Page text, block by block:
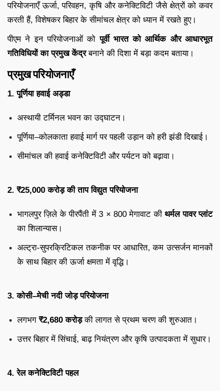
परियोजनाएँ ऊर्जा, परिवहन, कृषि और कनेक्टिविटी जैसे क्षेत्रों को कवर
करती हैं, विशेषकर बिहार के सीमांचल क्षेत्र को ध्यान में रखते हुए।
पीएम ने इन परियोजनाओं कोपूर्वी भारत को आर्थिक और आधारभूत
गतिविधियों का प्रमुख केंद्रबनाने की दिशा में बड़ा कदम बताया।
प्रमुख परियोजनाएँ
1. पूर्णिया हवाई अड्डा
अस्थायी टर्मिनल भवन का उद्घाटन।
पूर्णिया–कोलकाता हवाई मार्ग पर पहली उड़ान को हरी झंडी दिखाई।
सीमांचल की हवाई कनेक्टिविटी और पर्यटन को बढ़ावा।
2. ₹25,000 करोड़ की ताप विद्युत परियोजना
भागलपुर ज़िले के पीरपैंती में 3 × 800 मेगावाट कीथर्मल पावर प्लांट
का शिलान्यास।
अल्ट्रा-सुपरक्रिटिकल तकनीक पर आधारित, कम उत्सर्जन मानकों
के साथ बिहार की ऊर्जा क्षमता में वृद्धि।
3. कोसी–मेची नदी जोड़ परियोजना
लगभग ₹2,680 करोड़की लागत से प्रथम चरण की शुरुआत।
उत्तर बिहार में सिंचाई, बाढ़ नियंत्रण और कृषि उत्पादकता में सुधार।
4. रेल कनेक्टिविटी पहल